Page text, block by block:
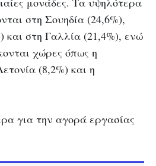
στη Σουηδία (24,6%),
και στη Γαλλία (21,4%), ενώ
χώρες όπως η
(8,2%) και η
για την αγορά εργασίας